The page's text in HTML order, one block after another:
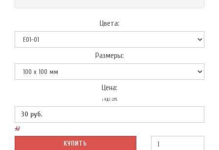
Цвета:
Размеры:
Цена:
с НДС-22%
30 руб.
32
КУПИТЬ